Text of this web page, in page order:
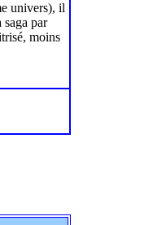
univers), il
par
moins